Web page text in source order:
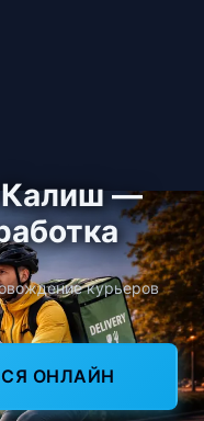
Калиш —
курьеров
ОНЛАЙН